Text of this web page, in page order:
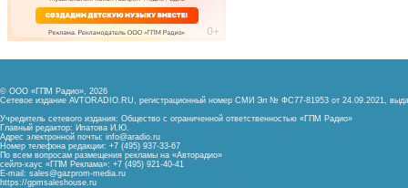
© ООО «ГПМ Радио», 2026
Сетевое издание AVTORADIO.RU, регистрационный номер СМИ Эл № ФС77-81953 от 24.09.2021,
Учредитель сетевого издания: Общество с ограниченной ответственностью «ГПМ Радио»
Главный редактор: Ипатова И.Ю.
Адрес электронной почты: info@aradio.ru
Номер телефона редакции: +7 (495) 937-33-67
По всем вопросам размещения рекламы на «Авторадио»
сейлз-хаус «ГПМ Реклама»: +7 (495) 921-40-41
E-mail: sales@gazprom-media.ru
https://gpmsaleshouse.ru